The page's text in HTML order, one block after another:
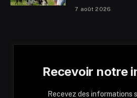
7 août 2026
Recevoir notre
Recevez des informations